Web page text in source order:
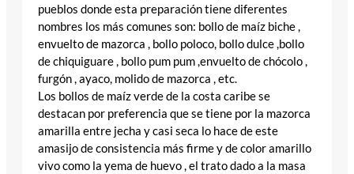
pueblos donde esta preparación tiene diferentes
nombres los más comunes son: bollo de maíz biche ,
envuelto de mazorca , bollo poloco, bollo dulce ,bollo
de chiquiguare , bollo pum pum ,envuelto de chócolo ,
furgón , ayaco, molido de mazorca , etc.
Los bollos de maíz verde de la costa caribe se
destacan por preferencia que se tiene por la mazorca
amarilla entre jecha y casi seca lo hace de este
amasijo de consistencia más firme y de color amarillo
vivo como la yema de huevo , el trato dado a la masa